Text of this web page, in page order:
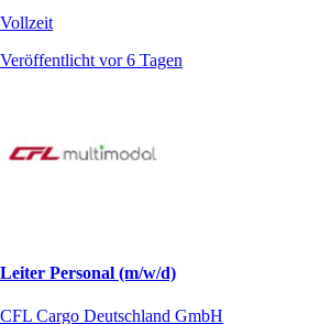
Vollzeit
Veröffentlicht vor 6 Tagen
Leiter Personal (m/w/d)
CFL Cargo Deutschland GmbH